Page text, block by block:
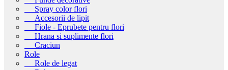
Spray color flori
Accesorii de lipit
Fiole - Eprubete pentru flori
Hrana si suplimente flori
Craciun
Role
Role de legat